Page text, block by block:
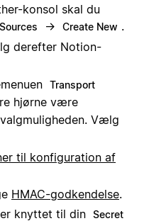
konsol skal du
→ Create New .
derefter Notion-
Transport
hjørne være
Vælg
til konfiguration af
HMAC-godkendelse.
knyttet til din Secret